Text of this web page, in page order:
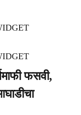
फसवी,